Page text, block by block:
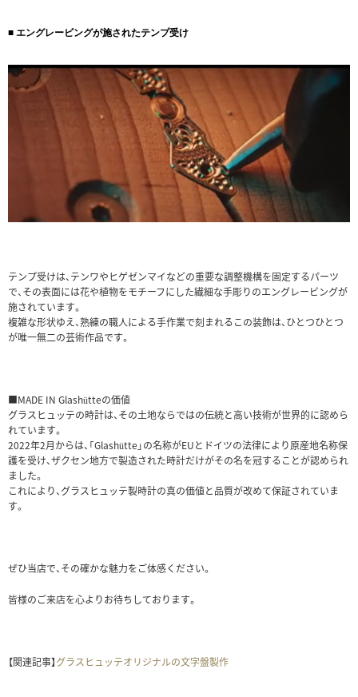
■ エングレービングが施されたテンプ受け
テンプ受けは、テンワやヒゲゼンマイなどの重要な調整機構を固定するパーツ
で、その表面には花や植物をモチーフにした繊細な手彫りのエングレービングが
施されています。
複雑な形状ゆえ、熟練の職人による手作業で刻まれるこの装飾は、ひとつひとつ
が唯一無二の芸術作品です。
■MADE IN Glashütteの価値
グラスヒュッテの時計は、その土地ならではの伝統と高い技術が世界的に認めら
れています。
2022年2月からは、「Glashütte」の名称がEUとドイツの法律により原産地名称保
護を受け、ザクセン地方で製造された時計だけがその名を冠することが認められ
ました。
これにより、グラスヒュッテ製時計の真の価値と品質が改めて保証されていま
す。
ぜひ当店で、その確かな魅力をご体感ください。
皆様のご来店を心よりお待ちしております。
【関連記事】グラスヒュッテオリジナルの文字盤製作